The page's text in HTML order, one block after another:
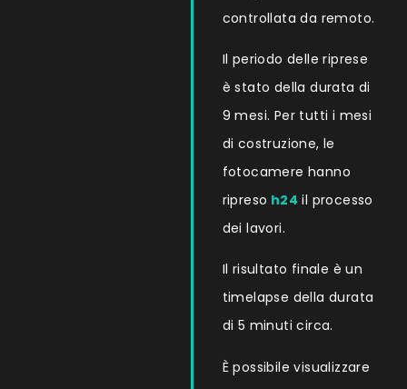
controllata da remoto.
Il periodo delle riprese
è stato della durata di
9 mesi. Per tutti i mesi
di costruzione, le
fotocamere hanno
ripreso h24 il processo
dei lavori.
Il risultato finale è un
timelapse della durata
di 5 minuti circa.
È possibile visualizzare